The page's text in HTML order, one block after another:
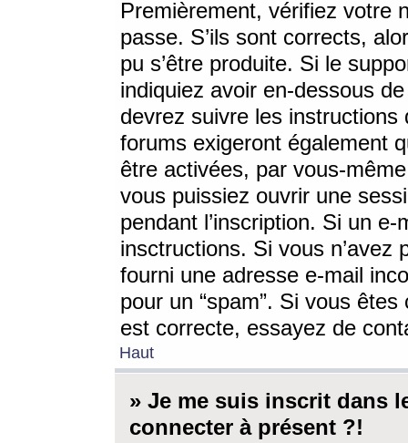
Premièrement, vérifiez votre
passe. S’ils sont corrects,
pu s’être produite. Si le
indiquiez avoir en-dessous
devrez suivre les
forums exigeront également
être activées, par vous-
vous puissiez ouvrir une
pendant l’inscription. Si un
insctructions. Si vous n’avez
fourni une adresse e-mail
pour un “spam”. Si vous
est correcte, essayez de
Haut
» Je me suis inscrit dans
connecter à présent ?!